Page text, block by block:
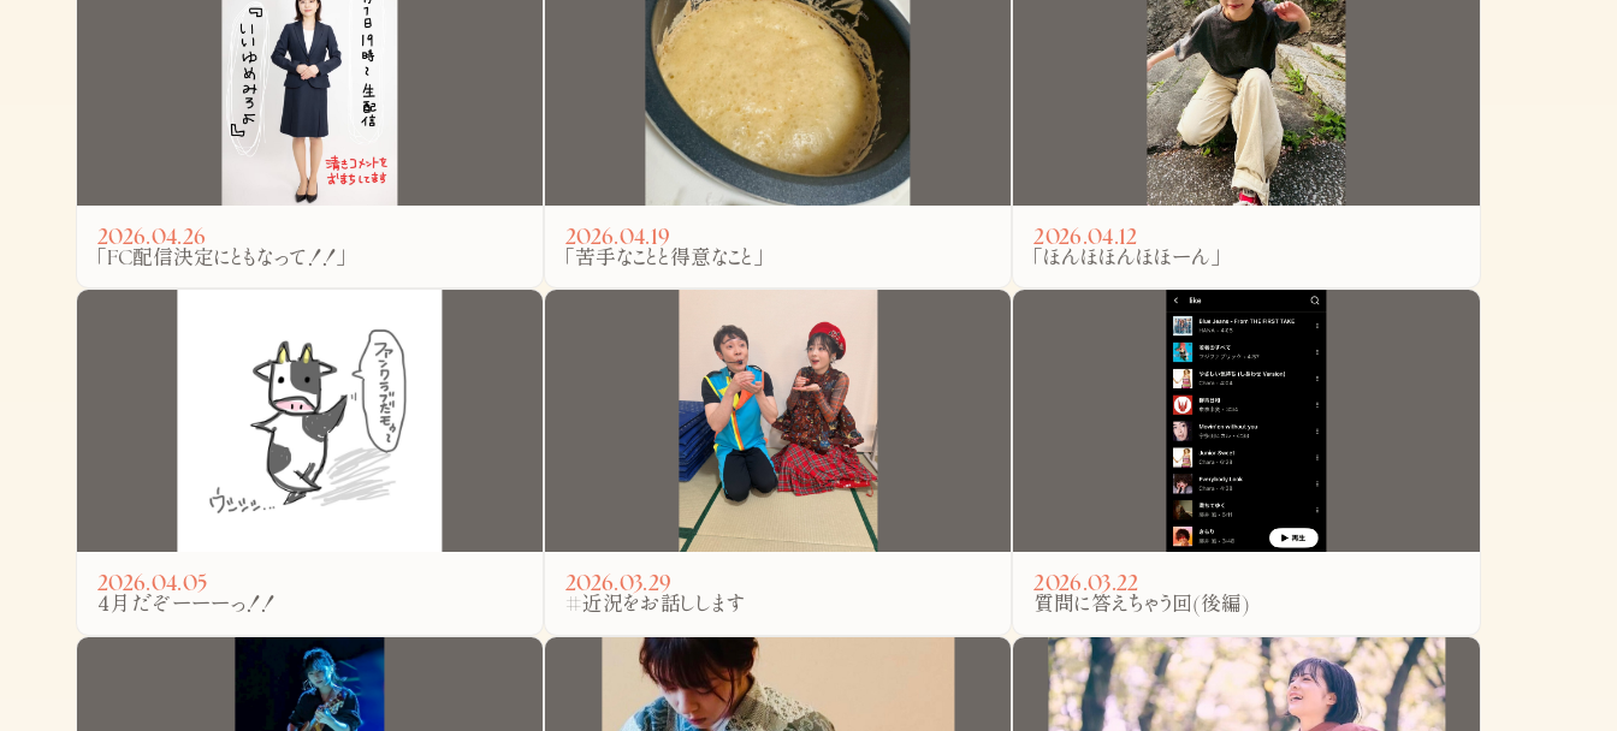
2026.04.26
「FC配信決定にともなって！！」
2026.04.19
「苦手なことと得意なこと」
2026.04.12
「ほんほほんほほーん」
2026.04.05
４月だぞーーーっ！！
2026.03.29
#近況をお話しします
2026.03.22
質問に答えちゃう回(後編)